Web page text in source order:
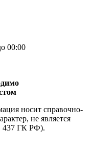
00:00
носит справочно-
не является
437 ГК РФ).